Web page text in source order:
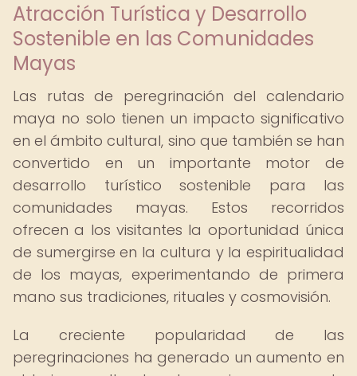
Atracción Turística y Desarrollo
Sostenible en las Comunidades
Mayas
Las rutas de peregrinación del calendario
maya no solo tienen un impacto significativo
en el ámbito cultural, sino que también se han
convertido en un importante motor de
desarrollo turístico sostenible para las
comunidades mayas. Estos recorridos
ofrecen a los visitantes la oportunidad única
de sumergirse en la cultura y la espiritualidad
de los mayas, experimentando de primera
mano sus tradiciones, rituales y cosmovisión.
La creciente popularidad de las
peregrinaciones ha generado un aumento en